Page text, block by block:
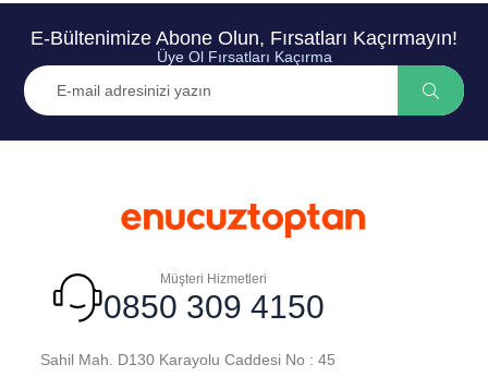
E-Bültenimize Abone Olun, Fırsatları Kaçırmayın!
Üye Ol Fırsatları Kaçırma
Müşteri Hizmetleri
0850 309 4150
Sahil Mah. D130 Karayolu Caddesi No : 45